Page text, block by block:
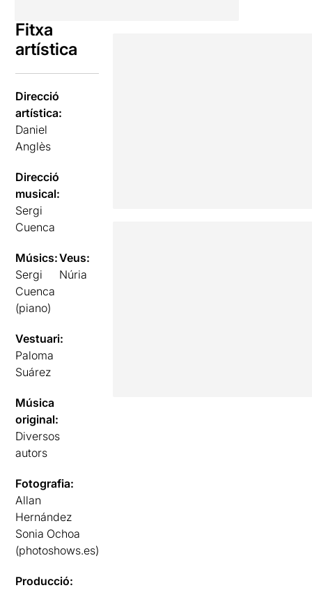
Fitxa
artística
Direcció
artística:
Daniel
Anglès
Direcció
musical:
Sergi
Cuenca
Músics:
Sergi
Cuenca
(piano)
Veus:
Núria
Vestuari:
Paloma
Suárez
Música
original:
Diversos
autors
Fotografia:
Allan
Hernández
Sonia Ochoa
(photoshows.es)
Producció: